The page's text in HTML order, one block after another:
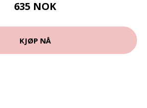
635 NOK
KJØP NÅ